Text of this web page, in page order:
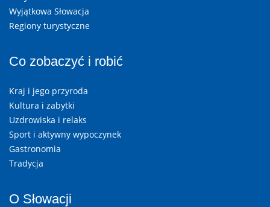
Wyjątkowa Słowacja
Regiony turystyczne
Co zobaczyć i robić
Kraj i jego przyroda
Kultura i zabytki
Uzdrowiska i relaks
Sport i aktywny wypoczynek
Gastronomia
Tradycja
O Słowacji